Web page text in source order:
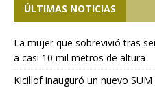
ÚLTIMAS NOTICIAS
La mujer que sobrevivió tras
a casi 10 mil metros de altura
Kicillof inauguró un nuevo